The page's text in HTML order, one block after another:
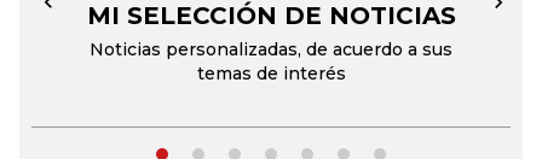
MI SELECCIÓN DE NOTICIAS
Noticias personalizadas, de acuerdo a sus
temas de interés
← →